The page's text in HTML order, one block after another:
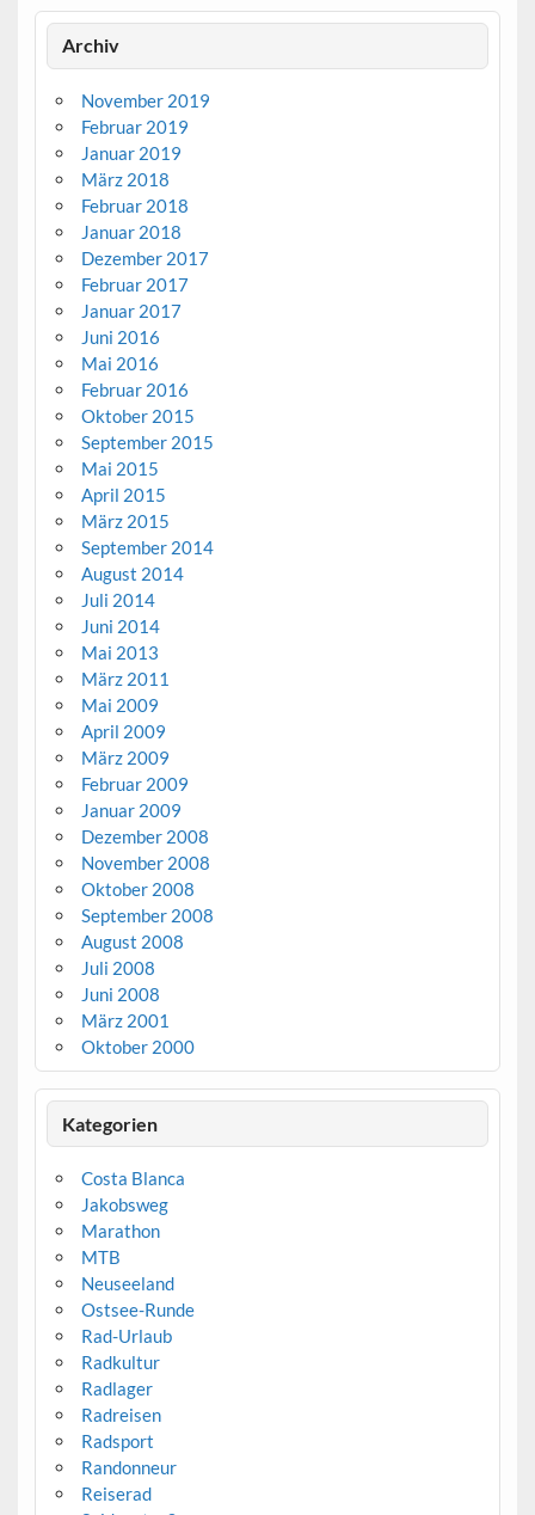
Archiv
November 2019
Februar 2019
Januar 2019
März 2018
Februar 2018
Januar 2018
Dezember 2017
Februar 2017
Januar 2017
Juni 2016
Mai 2016
Februar 2016
Oktober 2015
September 2015
Mai 2015
April 2015
März 2015
September 2014
August 2014
Juli 2014
Juni 2014
Mai 2013
März 2011
Mai 2009
April 2009
März 2009
Februar 2009
Januar 2009
Dezember 2008
November 2008
Oktober 2008
September 2008
August 2008
Juli 2008
Juni 2008
März 2001
Oktober 2000
Kategorien
Costa Blanca
Jakobsweg
Marathon
MTB
Neuseeland
Ostsee-Runde
Rad-Urlaub
Radkultur
Radlager
Radreisen
Radsport
Randonneur
Reiserad